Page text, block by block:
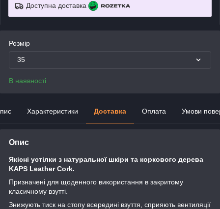
Доступна доставка
Розмір
35
В наявності
Характеристики Доставка Оплата Умови
Опис
Якісні устілки з натуральної шкіри та коркового дерева
KAPS Leather Cork.
Призначені для щоденного використання в закритому
класичному взутті.
Знижують тиск на стопу всередині взуття, сприяють вентиляції